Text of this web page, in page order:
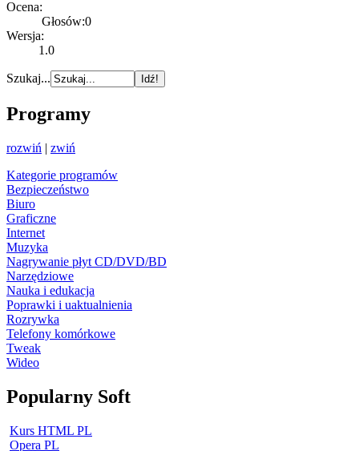
Ocena:
Głosów:0
Wersja:
1.0
Szukaj...
Programy
rozwiń | zwiń
Kategorie programów
Bezpieczeństwo
Biuro
Graficzne
Internet
Muzyka
Nagrywanie płyt CD/DVD/BD
Narzędziowe
Nauka i edukacja
Poprawki i uaktualnienia
Rozrywka
Telefony komórkowe
Tweak
Wideo
Popularny Soft
Kurs HTML PL
Opera PL